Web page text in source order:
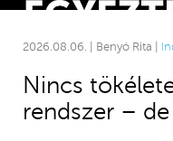
2026.08.06. | Benyó Rita |
Nincs
rendszer –